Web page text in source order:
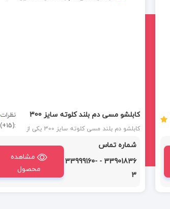
کابلشو مسی دم بلند کلوته سایز 300
کابلشو دم بلند مسی کلوته سایز 300 یکی از
الکتریکی است. با توجه به ویژگی‌های عالی
مانند رسانایی بالا، مقاومت در برابر خوردگی، و
دوام طولانی، این نوع کابلشو در بسیاری از
صنایع و تأسیسات الکتریکی استفاده می‌شود.
نظرات
:(15+)
شماره تماس
33901836 - 33999160-
3
مشاهده
محصول